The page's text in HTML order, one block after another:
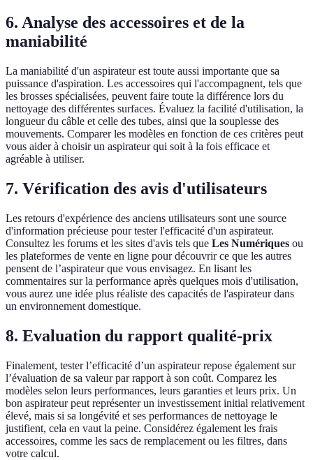
6. Analyse des accessoires et de la
maniabilité
La maniabilité d'un aspirateur est toute aussi importante que sa
puissance d'aspiration. Les accessoires qui l'accompagnent, tels que
les brosses spécialisées, peuvent faire toute la différence lors du
nettoyage des différentes surfaces. Évaluez la facilité d'utilisation, la
longueur du câble et celle des tubes, ainsi que la souplesse des
mouvements. Comparer les modèles en fonction de ces critères peut
vous aider à choisir un aspirateur qui soit à la fois efficace et
agréable à utiliser.
7. Vérification des avis d'utilisateurs
Les retours d'expérience des anciens utilisateurs sont une source
d'information précieuse pour tester l'efficacité d'un aspirateur.
Consultez les forums et les sites d'avis tels que Les Numériques ou
les plateformes de vente en ligne pour découvrir ce que les autres
pensent de l’aspirateur que vous envisagez. En lisant les
commentaires sur la performance après quelques mois d'utilisation,
vous aurez une idée plus réaliste des capacités de l'aspirateur dans
un environnement domestique.
8. Evaluation du rapport qualité-prix
Finalement, tester l’efficacité d’un aspirateur repose également sur
l’évaluation de sa valeur par rapport à son coût. Comparez les
modèles selon leurs performances, leurs garanties et leurs prix. Un
bon aspirateur peut représenter un investissement initial relativement
élevé, mais si sa longévité et ses performances de nettoyage le
justifient, cela en vaut la peine. Considérez également les frais
accessoires, comme les sacs de remplacement ou les filtres, dans
votre calcul.